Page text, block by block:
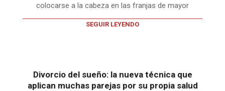
colocarse a la cabeza en las franjas de mayor
SEGUIR LEYENDO
Divorcio del sueño: la nueva técnica que
aplican muchas parejas por su propia salud